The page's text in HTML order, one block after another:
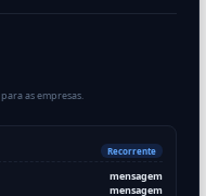
as empresas.
Recorrente
mensagem
mensagem